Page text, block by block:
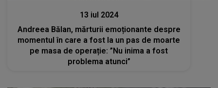
13 iul 2024
Andreea Bălan, mărturii emoționante despre
momentul în care a fost la un pas de moarte
pe masa de operație: ”Nu inima a fost
problema atunci”